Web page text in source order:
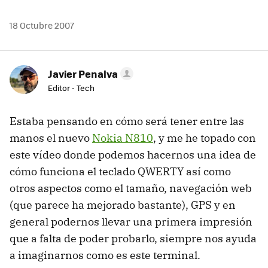
18 Octubre 2007
Javier Penalva
Editor - Tech
Estaba pensando en cómo será tener entre las
manos el nuevo Nokia N810, y me he topado con
este vídeo donde podemos hacernos una idea de
cómo funciona el teclado QWERTY así como
otros aspectos como el tamaño, navegación web
(que parece ha mejorado bastante), GPS y en
general podernos llevar una primera impresión
que a falta de poder probarlo, siempre nos ayuda
a imaginarnos como es este terminal.